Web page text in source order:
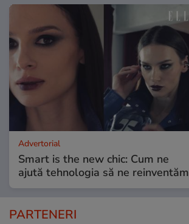
Advertorial
Smart is the new chic: Cum ne
ajută tehnologia să ne reinventăm
PARTENERI